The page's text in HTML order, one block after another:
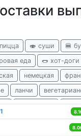
🍣 суши 🍔
еда 🌭 хот-доги
немецкая
ланчи
перуанская